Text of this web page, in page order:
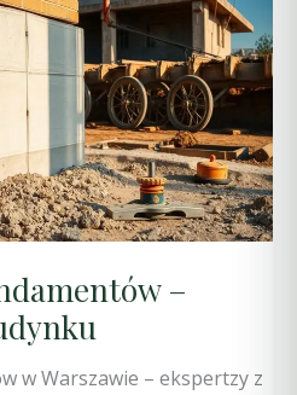
–
w Warszawie – ekspertzy z